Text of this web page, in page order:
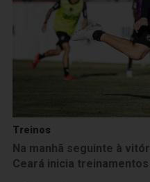
Treinos
Na manhã seguinte à
Ceará inicia